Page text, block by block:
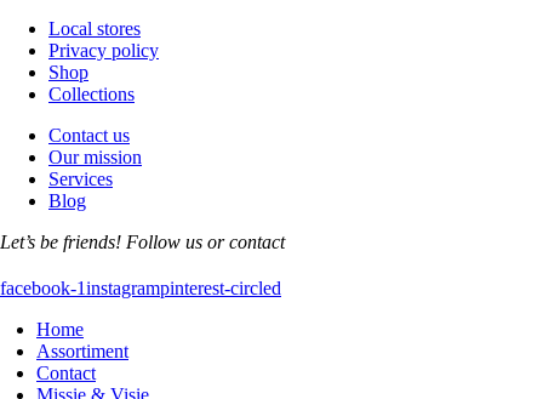
Local stores
Privacy policy
Shop
Collections
Contact us
Our mission
Services
Blog
Let’s be friends! Follow us or contact
facebook-1instagrampinterest-circled
Home
Assortiment
Contact
Missie & Visie